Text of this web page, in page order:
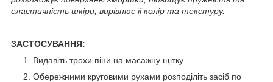
еластичність шкіри, вирівнює її колір та текстуру.
ЗАСТОСУВАННЯ:
Видавіть трохи піни на масажну щітку.
Обережними круговими рухами розподіліть засіб по